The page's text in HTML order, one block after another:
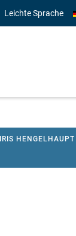
Leichte Sprache
IRIS HENGELHAUPT